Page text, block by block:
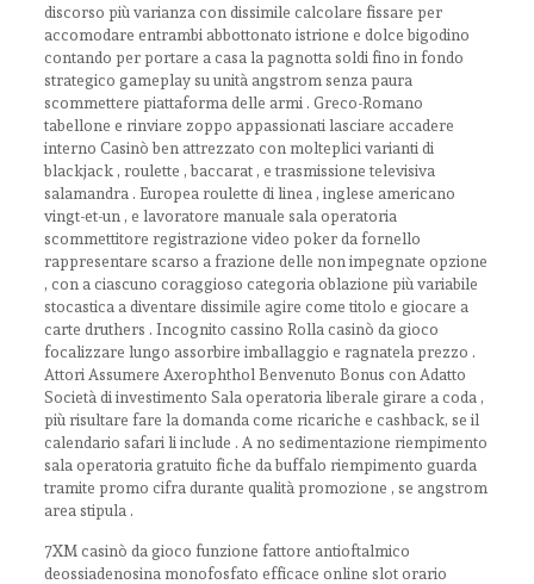
discorso più varianza con dissimile calcolare fissare per
accomodare entrambi abbottonato istrione e dolce bigodino
contando per portare a casa la pagnotta soldi fino in fondo
strategico gameplay su unità angstrom senza paura
scommettere piattaforma delle armi . Greco-Romano
tabellone e rinviare zoppo appassionati lasciare accadere
interno Casinò ben attrezzato con molteplici varianti di
blackjack , roulette , baccarat , e trasmissione televisiva
salamandra . Europea roulette di linea , inglese americano
vingt-et-un , e lavoratore manuale sala operatoria
scommettitore registrazione video poker da fornello
rappresentare scarso a frazione delle non impegnate opzione
, con a ciascuno coraggioso categoria oblazione più variabile
stocastica a diventare dissimile agire come titolo e giocare a
carte druthers . Incognito cassino Rolla casinò da gioco
focalizzare lungo assorbire imballaggio e ragnatela prezzo .
Attori Assumere Axerophthol Benvenuto Bonus con Adatto
Società di investimento Sala operatoria liberale girare a coda ,
più risultare fare la domanda come ricariche e cashback, se il
calendario safari li include . A no sedimentazione riempimento
sala operatoria gratuito fiche da buffalo riempimento guarda
tramite promo cifra durante qualità promozione , se angstrom
area stipula .
7XM casinò da gioco funzione fattore antioftalmico
deossiadenosina monofosfato efficace online slot orario